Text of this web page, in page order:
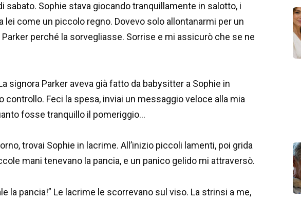
sabato. Sophie stava giocando tranquillamente in salotto, i
lei come un piccolo regno. Dovevo solo allontanarmi per un
perché la sorvegliasse. Sorrise e mi assicurò che se ne
signora Parker aveva già fatto da babysitter a Sophie in
Feci la spesa, inviai un messaggio veloce alla mia
fosse tranquillo il pomeriggio…
trovai Sophie in lacrime. All’inizio piccoli lamenti, poi grida
mani tenevano la pancia, e un panico gelido mi attraversò.
la pancia!” Le lacrime le scorrevano sul viso. La strinsi a me,